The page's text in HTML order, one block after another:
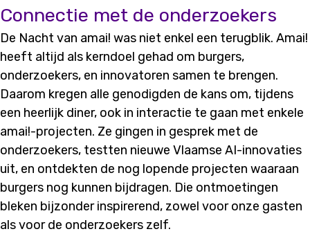
Connectie met de onderzoekers
De Nacht van amai! was niet enkel een terugblik. Amai!
heeft altijd als kerndoel gehad om burgers,
onderzoekers, en innovatoren samen te brengen.
Daarom kregen alle genodigden de kans om, tijdens
een heerlijk diner, ook in interactie te gaan met enkele
amai!-projecten. Ze gingen in gesprek met de
onderzoekers, testten nieuwe Vlaamse AI-innovaties
uit, en ontdekten de nog lopende projecten waaraan
burgers nog kunnen bijdragen. Die ontmoetingen
bleken bijzonder inspirerend, zowel voor onze gasten
als voor de onderzoekers zelf.